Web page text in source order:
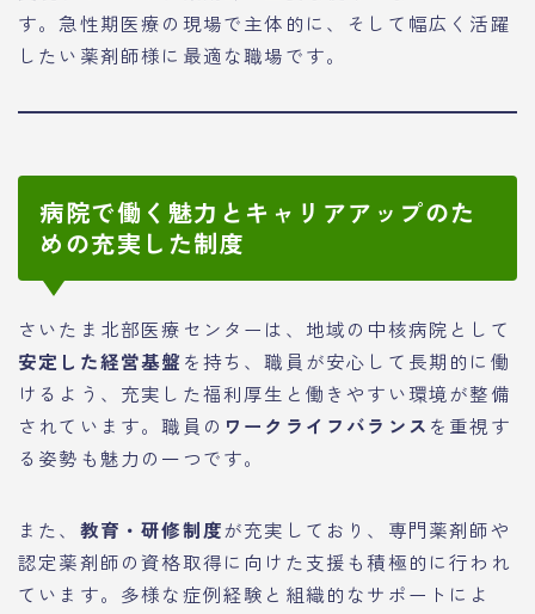
す。急性期医療の現場で主体的に、そして幅広く活躍
したい薬剤師様に最適な職場です。
病院で働く魅力とキャリアアップのた
めの充実した制度
さいたま北部医療センターは、地域の中核病院として
安定した経営基盤 を持ち、職員が安心して長期的に働
けるよう、充実した福利厚生と働きやすい環境が整備
されています。職員の ワークライフバランス を重視す
る姿勢も魅力の一つです。
また、 教育・研修制度が充実しており、専門薬剤師や
認定薬剤師の資格取得に向けた支援も積極的に行われ
ています。多様な症例経験と組織的なサポートによ